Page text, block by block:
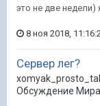
это не две недели)
8 ноя 2018,
Сервер лег?
Обсуждение